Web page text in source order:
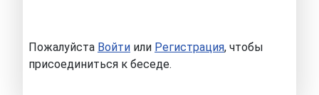
Пожалуйста Войти или Регистрация, чтобы
присоединиться к беседе.